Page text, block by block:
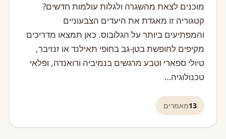
מוכנים לצאת מהשגרה ולגלות עולמות חדשים?
קטגוריה זו מאגדת את היעדים הצבעוניים
והמפתיעים ביותר על הגלובוס. כאן תמצאו מדריכים
מקיפים לחופשת בטן-גב בחופי תאילנד או זנזיבר,
טיולי ספארי וטבע מרגשים בנמיביה ורואנדה, ופלאי
טכנולוגיה…
13מאמרים